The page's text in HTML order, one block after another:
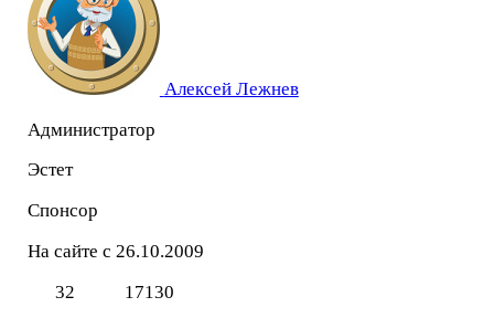
Алексей Лежнев
Администратор
Эстет
Спонсор
На сайте с 26.10.2009
32
17130